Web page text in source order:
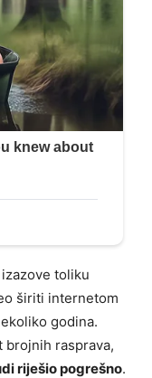
toliku
širiti internetom
godina.
brojnih rasprava,
riješio pogrešno.